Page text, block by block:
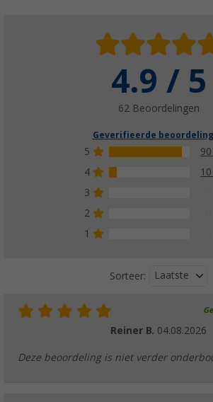
SOG en SOG II
(3)
€ 9,99
4.9 / 5
62 Beoordelingen
Geverifieerde
5
4
3
2
1
Sorteer: Laatste
Reiner B. 04.08.2026
Deze beoordeling is niet verder